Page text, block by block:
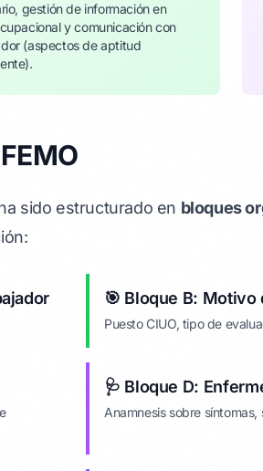
gestión de información en
y comunicación con
(aspectos de aptitud
sido estructurado en bloques
🎯 Bloque B: Motivo
Puesto CIUO, tipo de
🩺 Bloque D:
Anamnesis sobre